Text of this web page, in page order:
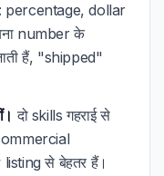
percentage, dollar
number के
हैं, "shipped"
दो skills गहराई से
से बेहतर हैं।